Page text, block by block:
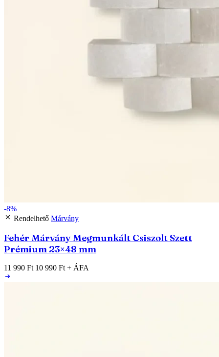
-8%
Rendelhető Márvány
Fehér Márvány Megmunkált Csiszolt Szett
Prémium 23×48 mm
11 990 Ft 10 990 Ft + ÁFA